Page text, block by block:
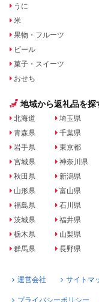
うに
米
果物・フルーツ
ビール
菓子・スイーツ
おせち
地域から返礼品を探
北海道
青森県
岩手県
宮城県
秋田県
山形県
福島県
茨城県
栃木県
群馬県
埼玉県
千葉県
東京都
神奈川県
新潟県
富山県
石川県
福井県
山梨県
長野県
運営会社 サイトマ